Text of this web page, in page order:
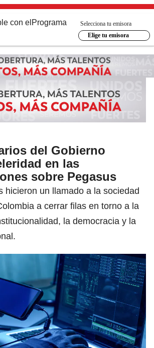
con el Programa
Selecciona tu emisora
Elige tu emisora
del Gobierno
en las
sobre Pegasus
hicieron un llamado a la sociedad
a cerrar filas en torno a la
la democracia y la